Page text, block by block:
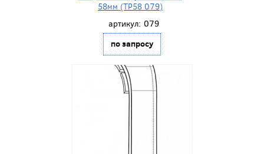
58мм (ТР58 079)
артикул: 079
по запросу